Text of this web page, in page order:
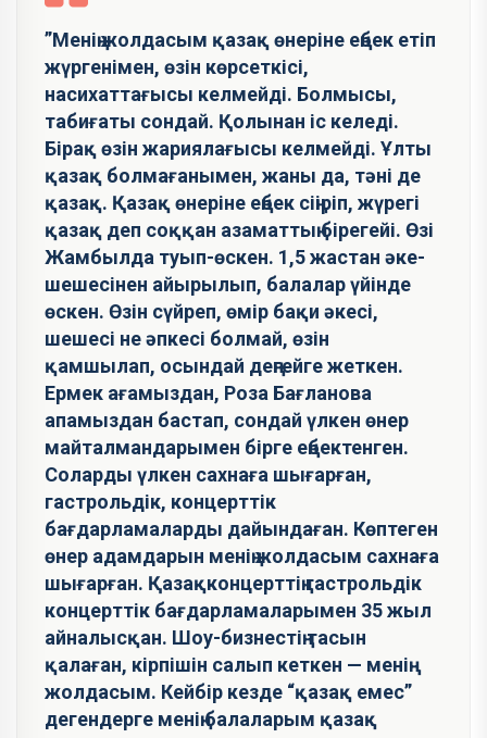
”Менің жолдасым қазақ өнеріне еңбек етіп
жүргенімен, өзін көрсеткісі,
насихаттағысы келмейді. Болмысы,
табиғаты сондай. Қолынан іс келеді.
Бірақ өзін жариялағысы келмейді. Ұлты
қазақ болмағанымен, жаны да, тәні де
қазақ. Қазақ өнеріне еңбек сіңіріп, жүрегі
қазақ деп соққан азаматтың бірегейі. Өзі
Жамбылда туып-өскен. 1,5 жастан әке-
шешесінен айырылып, балалар үйінде
өскен. Өзін сүйреп, өмір бақи әкесі,
шешесі не әпкесі болмай, өзін
қамшылап, осындай деңгейге жеткен.
Ермек ағамыздан, Роза Бағланова
апамыздан бастап, сондай үлкен өнер
майталмандарымен бірге еңбектенген.
Соларды үлкен сахнаға шығарған,
гастрольдік, концерттік
бағдарламаларды дайындаған. Көптеген
өнер адамдарын менің жолдасым сахнаға
шығарған. Қазақконцерттің гастрольдік
концерттік бағдарламаларымен 35 жыл
айналысқан. Шоу-бизнестің тасын
қалаған, кірпішін салып кеткен — менің
жолдасым. Кейбір кезде “қазақ емес”
дегендерге менің балаларым қазақ